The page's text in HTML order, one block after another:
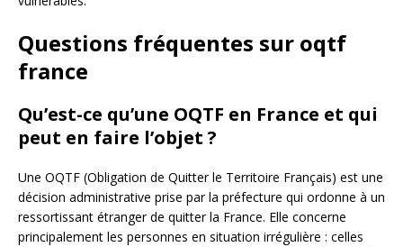
Questions fréquentes sur oqtf
france
Qu’est-ce qu’une OQTF en France et qui
peut en faire l’objet ?
Une OQTF (Obligation de Quitter le Territoire Français) est une
décision administrative prise par la préfecture qui ordonne à un
ressortissant étranger de quitter la France. Elle concerne
principalement les personnes en situation irrégulière : celles